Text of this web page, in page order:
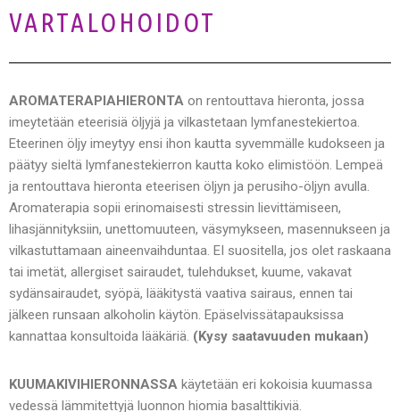
VARTALOHOIDOT
AROMATERAPIAHIERONTA on rentouttava hieronta, jossa
imeytetään eteerisiä öljyjä ja vilkastetaan lymfanestekiertoa.
Eteerinen öljy imeytyy ensi ihon kautta syvemmälle kudokseen ja
päätyy sieltä lymfanestekierron kautta koko elimistöön. Lempeä
ja rentouttava hieronta eteerisen öljyn ja perusiho-öljyn avulla.
Aromaterapia sopii erinomaisesti stressin lievittämiseen,
lihasjännityksiin, unettomuuteen, väsymykseen, masennukseen ja
vilkastuttamaan aineenvaihduntaa. EI suositella, jos olet raskaana
tai imetät, allergiset sairaudet, tulehdukset, kuume, vakavat
sydänsairaudet, syöpä, lääkitystä vaativa sairaus, ennen tai
jälkeen runsaan alkoholin käytön. Epäselvissätapauksissa
kannattaa konsultoida lääkäriä. (Kysy saatavuuden mukaan)
KUUMAKIVIHIERONNASSA käytetään eri kokoisia kuumassa
vedessä lämmitettyjä luonnon hiomia basalttikiviä.